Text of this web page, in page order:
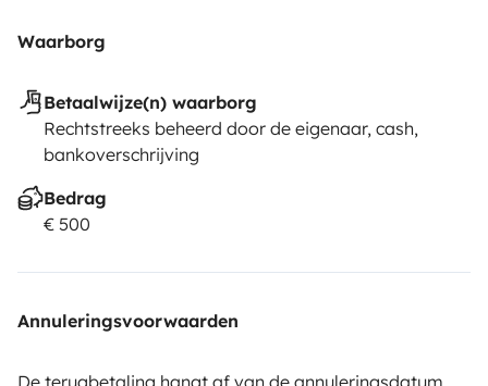
Waarborg
Betaalwijze(n) waarborg
Rechtstreeks beheerd door de eigenaar, cash,
bankoverschrijving
Bedrag
€ 500
Annuleringsvoorwaarden
De terugbetaling hangt af van de annuleringsdatum